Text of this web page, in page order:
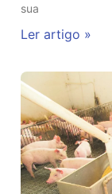
sua
Ler artigo »